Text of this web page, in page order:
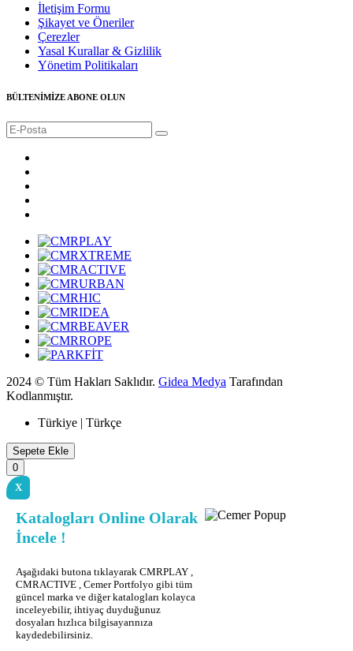
İletişim Formu
Şikayet ve Öneriler
Çerezler
Yasal Kurallar & Gizlilik
Yönetim Politikaları
BÜLTENİMİZE ABONE OLUN
2024 © Tüm Hakları Saklıdır. Gidea Medya Tarafından
Kodlanmıştır.
Türkiye | Türkçe
Sepete Ekle
0
X
Katalogları Online Olarak
İncele !
Aşağıdaki butona tıklayarak CMRPLAY ,
CMRACTIVE , Cemer Portfolyo gibi tüm
güncel marka ve diğer katalogları kolayca
inceleyebilir, ihtiyaç duyduğunuz
dosyaları hızlıca bilgisayarınıza
kaydedebilirsiniz.